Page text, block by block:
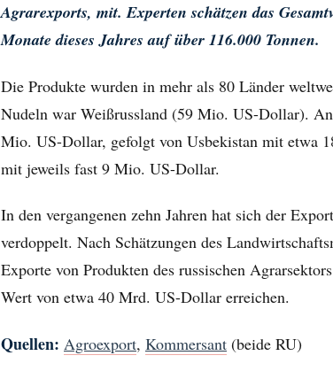
Agrarexports, mit. Experten schätzen das
Monate dieses Jahres auf über 116.000 Tonnen.
Die Produkte wurden in mehr als 80 Länder
Nudeln war Weißrussland (59 Mio. US-Dollar).
Mio. US-Dollar, gefolgt von Usbekistan mit etwa
mit jeweils fast 9 Mio. US-Dollar.
In den vergangenen zehn Jahren hat sich der
verdoppelt. Nach Schätzungen des
Exporte von Produkten des russischen
Wert von etwa 40 Mrd. US-Dollar erreichen.
Quellen: Agroexport, Kommersant (beide RU)